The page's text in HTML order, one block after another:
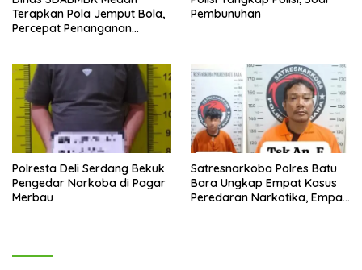
Terapkan Pola Jemput Bola,
Percepat Penanganan
Pembunuhan
Polresta Deli Serdang Bekuk
Pengedar Narkoba di Pagar
Merbau
Satresnarkoba Polres Batu
Bara Ungkap Empat Kasus
Peredaran Narkotika, Empat